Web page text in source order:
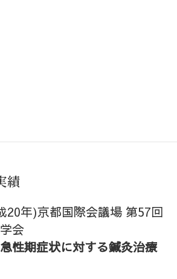
績
20年)京都国際会議場 第57回
会
急性期症状に対する鍼灸治療